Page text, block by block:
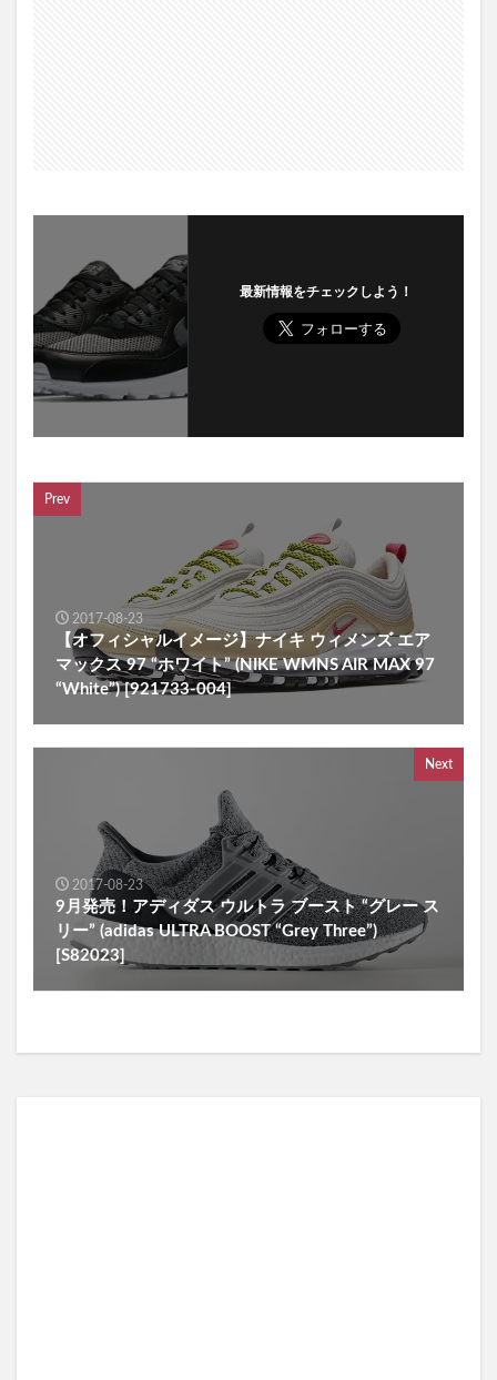
最新情報をチェックしよう！
Prev
2017-08-23
【オフィシャルイメージ】ナイキ ウィメンズ エア
マックス 97 “ホワイト” (NIKE WMNS AIR MAX 97
“White”) [921733-004]
Next
2017-08-23
9月発売！アディダス ウルトラ ブースト “グレー ス
リー” (adidas ULTRA BOOST “Grey Three”)
[S82023]